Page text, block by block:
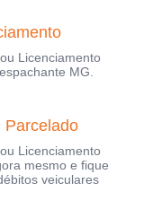
Licenciamento
MG.
Parcelado
Licenciamento
mesmo e fique
veiculares